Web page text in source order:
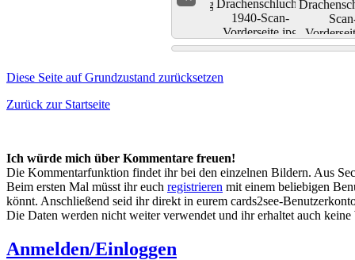
Diese Seite auf Grundzustand zurücksetzen
Zurück zur Startseite
Ich würde mich über Kommentare freuen!
Die Kommentarfunktion findet ihr bei den einzelnen Bildern. Aus
Beim ersten Mal müsst ihr euch registrieren mit einem beliebigen
könnt. Anschließend seid ihr direkt in eurem cards2see-
Die Daten werden nicht weiter verwendet und ihr erhaltet auch
Anmelden/Einloggen